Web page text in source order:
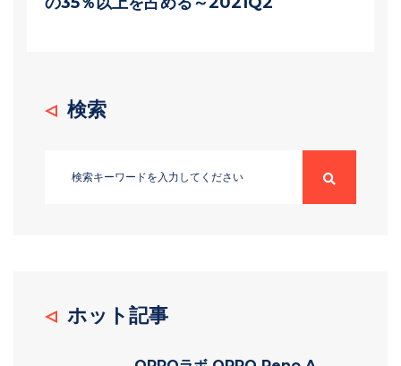
検索
ホット記事